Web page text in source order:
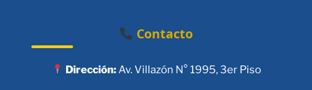
Contacto
Dirección:Av. Villazón N° 1995, 3er Piso